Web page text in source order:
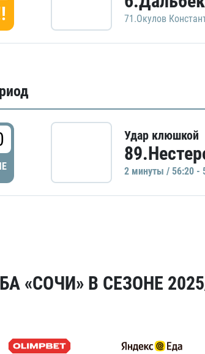
71.Окулов
Удар клюшкой
2 минуты / 56:20 -
«СОЧИ» В СЕЗОНЕ